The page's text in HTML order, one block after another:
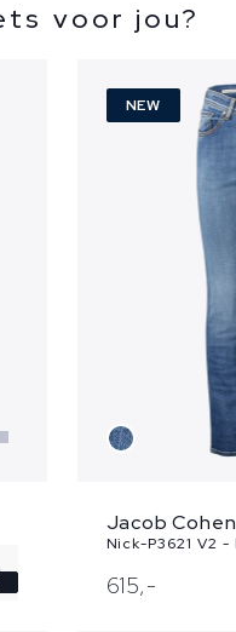
voor jou?
NEW
Jacob
Nick-P3621 V2 -
615,-